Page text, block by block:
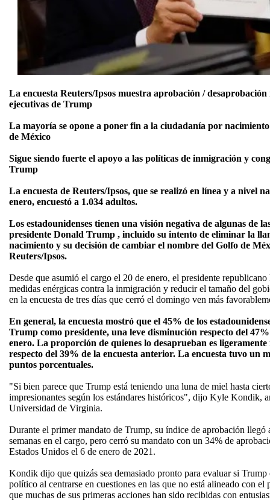
La encuesta Reuters/Ipsos muestra aprobación /
ejecutivas de Trump
La mayoría se opone a poner fin a la ciudadanía por
de México
Sigue siendo fuerte el apoyo a las políticas de inmigración y
Trump
La encuesta de Reuters/Ipsos, que se realizó en línea y a nivel
enero, encuestó a 1.034 adultos.
Los estadounidenses tienen una visión negativa de algunas de
presidente Donald Trump , incluido su intento de eliminar la
nacimiento y su decisión de cambiar el nombre del Golfo de
Reuters/Ipsos.
Desde que asumió el cargo el 20 de enero, el presidente
medidas enérgicas contra la inmigración y reducir el tamaño del
en la encuesta de tres días que cerró el domingo ven más
En general, la encuesta mostró que el 45% de los
Trump como presidente, una leve disminución respecto del
enero. La proporción de quienes lo desaprueban es
respecto del 39% de la encuesta anterior. La encuesta tuvo un
puntos porcentuales.
"Si bien parece que Trump está teniendo una luna de miel hasta
impresionantes según los estándares históricos", dijo Kyle Kondik,
Universidad de Virginia.
Durante el primer mandato de Trump, su índice de aprobación llegó
semanas en el cargo, pero cerró su mandato con un 34% de
Estados Unidos el 6 de enero de 2021.
Kondik dijo que quizás sea demasiado pronto para evaluar si Trump
político al centrarse en cuestiones en las que no está alineado con el
que muchas de sus primeras acciones han sido recibidas con